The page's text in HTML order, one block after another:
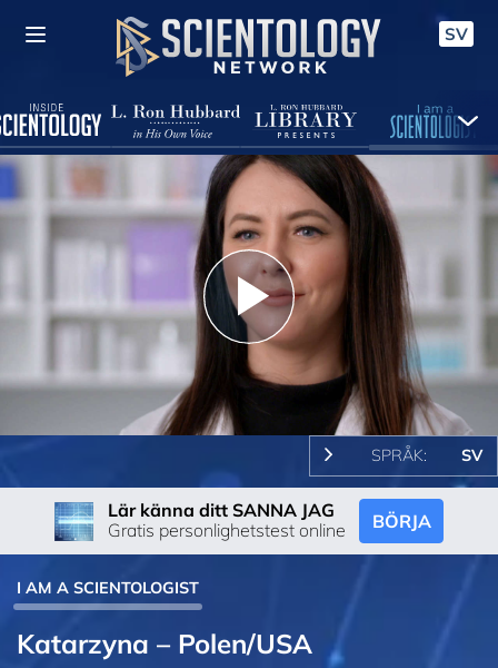
SV
Play
Video
SPRÅK: SV
Lär känna ditt SANNA JAG
Gratis personlighetstest online
BÖRJA
I AM A SCIENTOLOGIST
Katarzyna – Polen/USA